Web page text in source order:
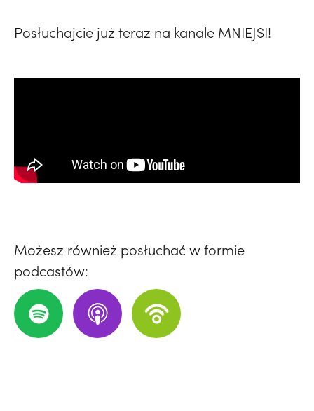
Posłuchajcie już teraz na kanale MNIEJSI!
Możesz również posłuchać w formie
podcastów: